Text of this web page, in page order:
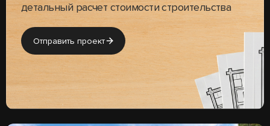
детальный расчет стоимости строительства
Отправить проект